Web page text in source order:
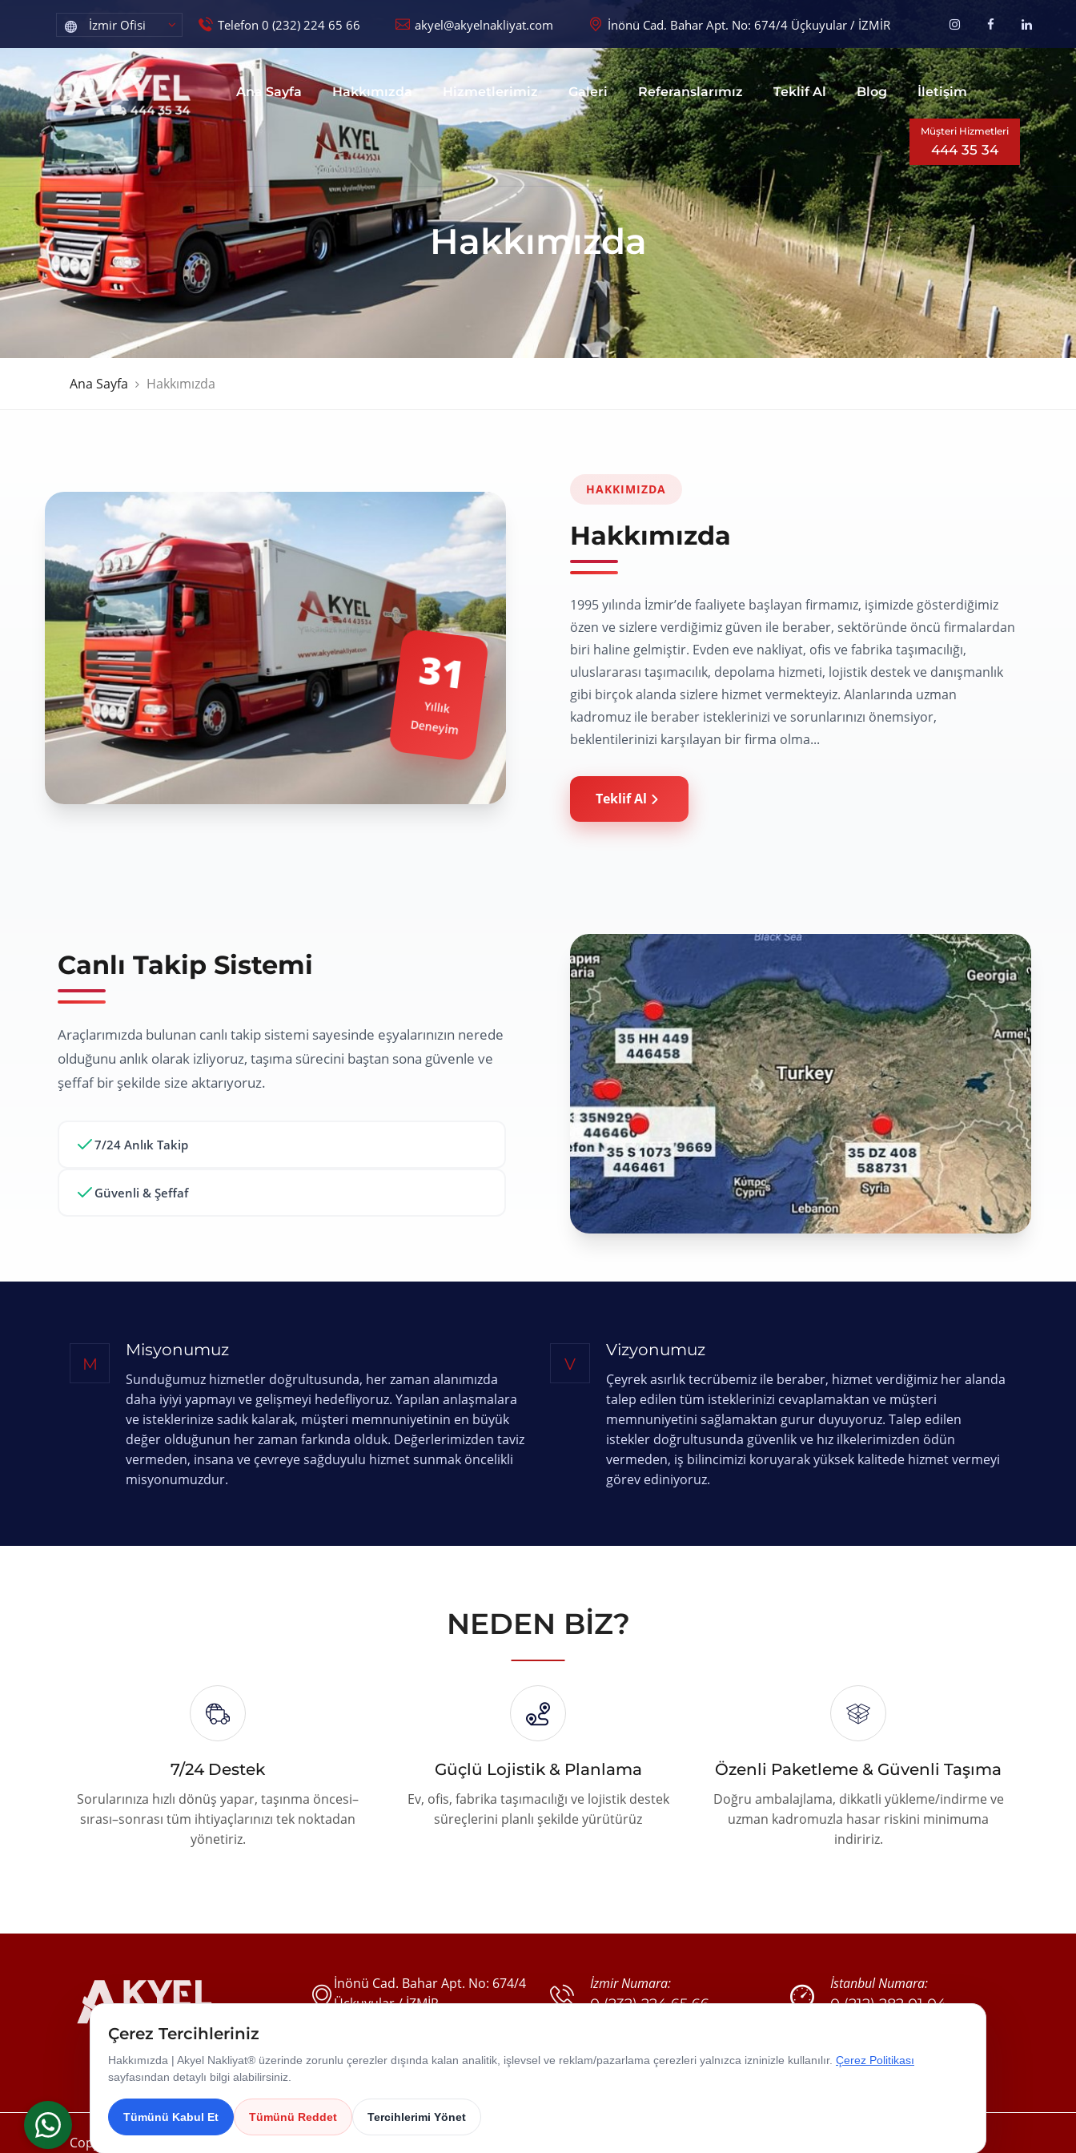
Telefon 0 (232) 224 65 66 akyel@akyelnakliyat.com İnönü Cad. Bahar Apt. No: 674/4 Üçkuyular / İZMİR
Ana Sayfa Hakkımızda Hizmetlerimiz Galeri Referanslarımız Teklif Al Blog İletişim
Müşteri Hizmetleri
444 35 34
Hakkımızda
Ana Sayfa Hakkımızda
31
Yıllık
Deneyim
HAKKIMIZDA
Hakkımızda
1995 yılında İzmir’de faaliyete başlayan firmamız, işimizde gösterdiğimiz
özen ve sizlere verdiğimiz güven ile beraber, sektöründe öncü firmalardan
biri haline gelmiştir. Evden eve nakliyat, ofis ve fabrika taşımacılığı,
uluslararası taşımacılık, depolama hizmeti, lojistik destek ve danışmanlık
gibi birçok alanda sizlere hizmet vermekteyiz. Alanlarında uzman
kadromuz ile beraber isteklerinizi ve sorunlarınızı önemsiyor,
beklentilerinizi karşılayan bir firma olma...
Teklif Al
Canlı Takip Sistemi
Araçlarımızda bulunan canlı takip sistemi sayesinde eşyalarınızın nerede
olduğunu anlık olarak izliyoruz, taşıma sürecini baştan sona güvenle ve
şeffaf bir şekilde size aktarıyoruz.
7/24 Anlık Takip
Güvenli & Şeffaf
M
Misyonumuz
Sunduğumuz hizmetler doğrultusunda, her zaman alanımızda
daha iyiyi yapmayı ve gelişmeyi hedefliyoruz. Yapılan anlaşmalara
ve isteklerinize sadık kalarak, müşteri memnuniyetinin en büyük
değer olduğunun her zaman farkında olduk. Değerlerimizden taviz
vermeden, insana ve çevreye sağduyulu hizmet sunmak öncelikli
misyonumuzdur.
V
Vizyonumuz
Çeyrek asırlık tecrübemiz ile beraber, hizmet verdiğimiz her alanda
talep edilen tüm isteklerinizi cevaplamaktan ve müşteri
memnuniyetini sağlamaktan gurur duyuyoruz. Talep edilen
istekler doğrultusunda güvenlik ve hız ilkelerimizden ödün
vermeden, iş bilincimizi koruyarak yüksek kalitede hizmet vermeyi
görev ediniyoruz.
NEDEN BİZ?
7/24 Destek
Sorularınıza hızlı dönüş yapar, taşınma öncesi–
sırası–sonrası tüm ihtiyaçlarınızı tek noktadan
yönetiriz.
Güçlü Lojistik & Planlama
Ev, ofis, fabrika taşımacılığı ve lojistik destek
süreçlerini planlı şekilde yürütürüz
Özenli Paketleme & Güvenli Taşıma
Doğru ambalajlama, dikkatli yükleme/indirme ve
uzman kadromuzla hasar riskini minimuma
indiririz.
İnönü Cad. Bahar Apt. No: 674/4
Üçkuyular / İZMİR
İzmir Numara:
0 (232) 224 65 66
0 (555) 635 19 35
İstanbul Numara:
0 (212) 282 01 04
Copyright © 2026 | Tüm Hakları Saklıdır.
Çerez Tercihleriniz
Hakkımızda | Akyel Nakliyat® üzerinde zorunlu çerezler dışında kalan analitik, işlevsel ve reklam/pazarlama çerezleri yalnızca izninizle kullanılır. Çerez Politikası
sayfasından detaylı bilgi alabilirsiniz.
Tümünü Kabul Et Tümünü Reddet Tercihlerimi Yönet